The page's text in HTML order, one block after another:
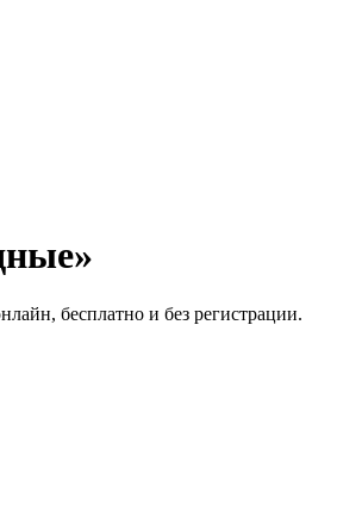
бесплатно и без регистрации.